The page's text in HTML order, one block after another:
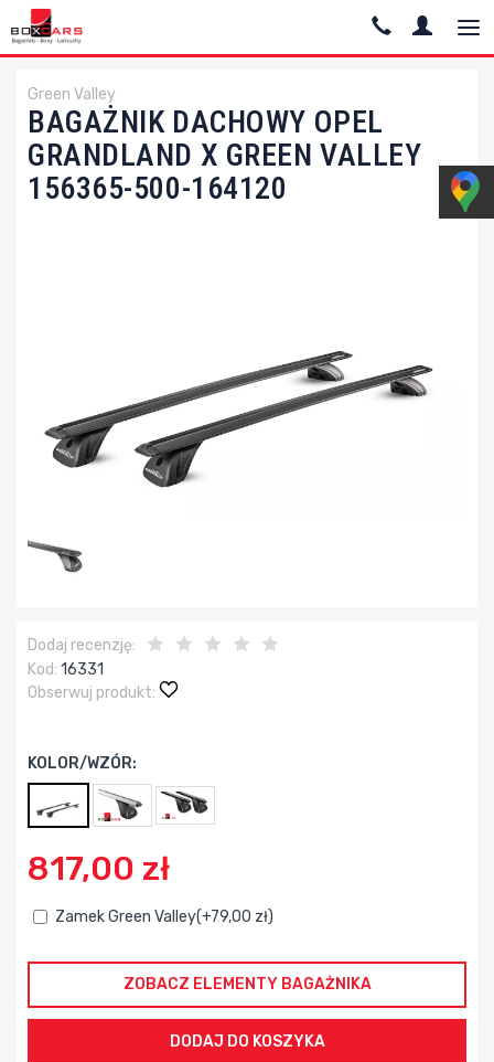
Green Valley
BAGAŻNIK DACHOWY OPEL
GRANDLAND X GREEN VALLEY
156365-500-164120
Dodaj recenzję:
Kod: 16331
Obserwuj produkt:
KOLOR/WZÓR:
817,00 zł
Zamek Green Valley(+79,00 zł)
ZOBACZ ELEMENTY BAGAŻNIKA